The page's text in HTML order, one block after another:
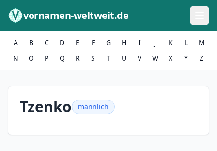
vornamen-weltweit.de
A B C D E F G H I J K L
M
N
O P Q R S T U V W X Y Z
Tzenko männlich